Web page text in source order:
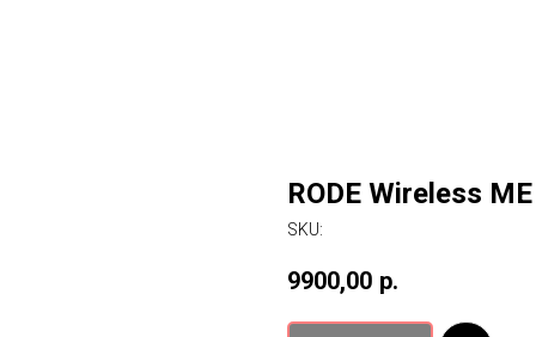
RODE Wireless
SKU:
9900,00 р.